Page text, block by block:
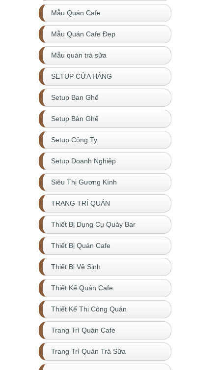
Mẫu Quán Cafe
Mẫu Quán Cafe Đẹp
Mẫu quán trà sữa
SETUP CỬA HÀNG
Setup Ban Ghế
Setup Bàn Ghế
Setup Công Ty
Setup Doanh Nghiệp
Siêu Thị Gương Kính
TRANG TRÍ QUÁN
Thiết Bị Dụng Cụ Quày Bar
Thiết Bị Quán Cafe
Thiết Bị Vệ Sinh
Thiết Kế Quán Cafe
Thiết Kế Thi Công Quán
Trang Trí Quán Cafe
Trang Trí Quán Trà Sữa